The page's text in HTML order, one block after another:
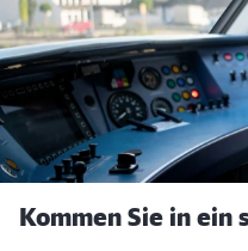
Kommen Sie in ein